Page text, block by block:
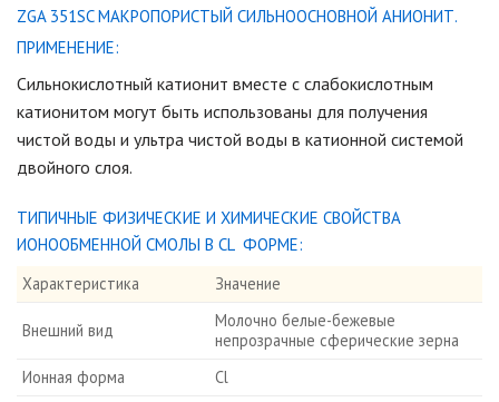
ZGA 351SC МАКРОПОРИСТЫЙ СИЛЬНООСНОВНОЙ АНИОНИТ.
ПРИМЕНЕНИЕ:
Сильнокислотный катионит вместе с слабокислотным
катионитом могут быть использованы для получения
чистой воды и ультра чистой воды в катионной системой
двойного слоя.
ТИПИЧНЫЕ ФИЗИЧЕСКИЕ И ХИМИЧЕСКИЕ СВОЙСТВА
ИОНООБМЕННОЙ СМОЛЫ В CL ФОРМЕ:
Характеристика
Значение
Внешний вид
Молочно белые-бежевые
непрозрачные сферические зерна
Ионная форма
Cl